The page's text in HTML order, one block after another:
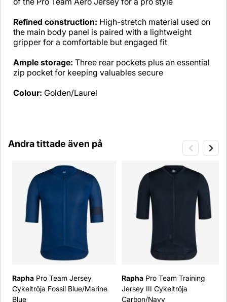
Refined construction: High-stretch material used on
the main body panel is paired with a lightweight
gripper for a comfortable but engaged fit
Ample storage: Three rear pockets plus an essential
zip pocket for keeping valuables secure
Colour: Golden/Laurel
Andra tittade även på
Rapha Pro Team Jersey
Cykeltröja Fossil Blue/Marine
Blue
Rapha Pro Team Training
Jersey III Cykeltröja
Carbon/Navy